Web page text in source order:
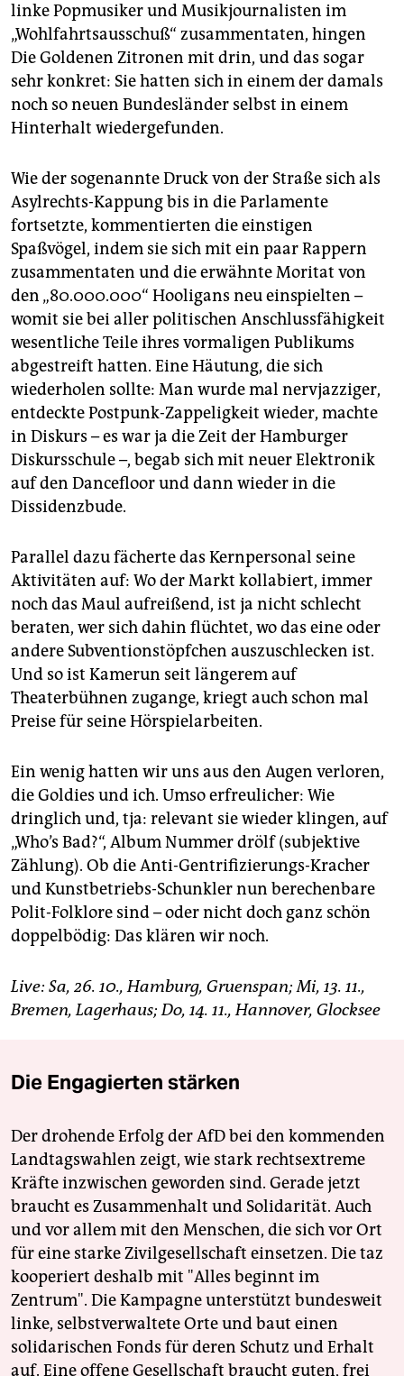
linke Popmusiker und Musikjournalisten im
„Wohlfahrtsausschuß“ zusammentaten, hingen
Die Goldenen Zitronen mit drin, und das sogar
sehr konkret: Sie hatten sich in einem der damals
noch so neuen Bundesländer selbst in einem
Hinterhalt wiedergefunden.
Wie der sogenannte Druck von der Straße sich als
Asylrechts-Kappung bis in die Parlamente
fortsetzte, kommentierten die einstigen
Spaßvögel, indem sie sich mit ein paar Rappern
zusammentaten und die erwähnte Moritat von
den „80.000.000“ Hooligans neu einspielten –
womit sie bei aller politischen Anschlussfähigkeit
wesentliche Teile ihres vormaligen Publikums
abgestreift hatten. Eine Häutung, die sich
wiederholen sollte: Man wurde mal nervjazziger,
entdeckte Postpunk-Zappeligkeit wieder, machte
in Diskurs – es war ja die Zeit der Hamburger
Diskursschule –, begab sich mit neuer Elektronik
auf den Dancefloor und dann wieder in die
Dissidenzbude.
Parallel dazu fächerte das Kernpersonal seine
Aktivitäten auf: Wo der Markt kollabiert, immer
noch das Maul aufreißend, ist ja nicht schlecht
beraten, wer sich dahin flüchtet, wo das eine oder
andere Subventionstöpfchen auszuschlecken ist.
Und so ist Kamerun seit längerem auf
Theaterbühnen zugange, kriegt auch schon mal
Preise für seine Hörspielarbeiten.
Ein wenig hatten wir uns aus den Augen verloren,
die Goldies und ich. Umso erfreulicher: Wie
dringlich und, tja: relevant sie wieder klingen, auf
„Who’s Bad?“, Album Nummer drölf (subjektive
Zählung). Ob die Anti-Gentrifizierungs-Kracher
und Kunstbetriebs-Schunkler nun berechenbare
Polit-Folklore sind – oder nicht doch ganz schön
doppelbödig: Das klären wir noch.
Live: Sa, 26. 10., Hamburg, Gruenspan; Mi, 13. 11.,
Bremen, Lagerhaus; Do, 14. 11., Hannover, Glocksee
Die Engagierten stärken
Der drohende Erfolg der AfD bei den kommenden
Landtagswahlen zeigt, wie stark rechtsextreme
Kräfte inzwischen geworden sind. Gerade jetzt
braucht es Zusammenhalt und Solidarität. Auch
und vor allem mit den Menschen, die sich vor Ort
für eine starke Zivilgesellschaft einsetzen. Die taz
kooperiert deshalb mit "Alles beginnt im
Zentrum". Die Kampagne unterstützt bundesweit
linke, selbstverwaltete Orte und baut einen
solidarischen Fonds für deren Schutz und Erhalt
auf. Eine offene Gesellschaft braucht guten, frei